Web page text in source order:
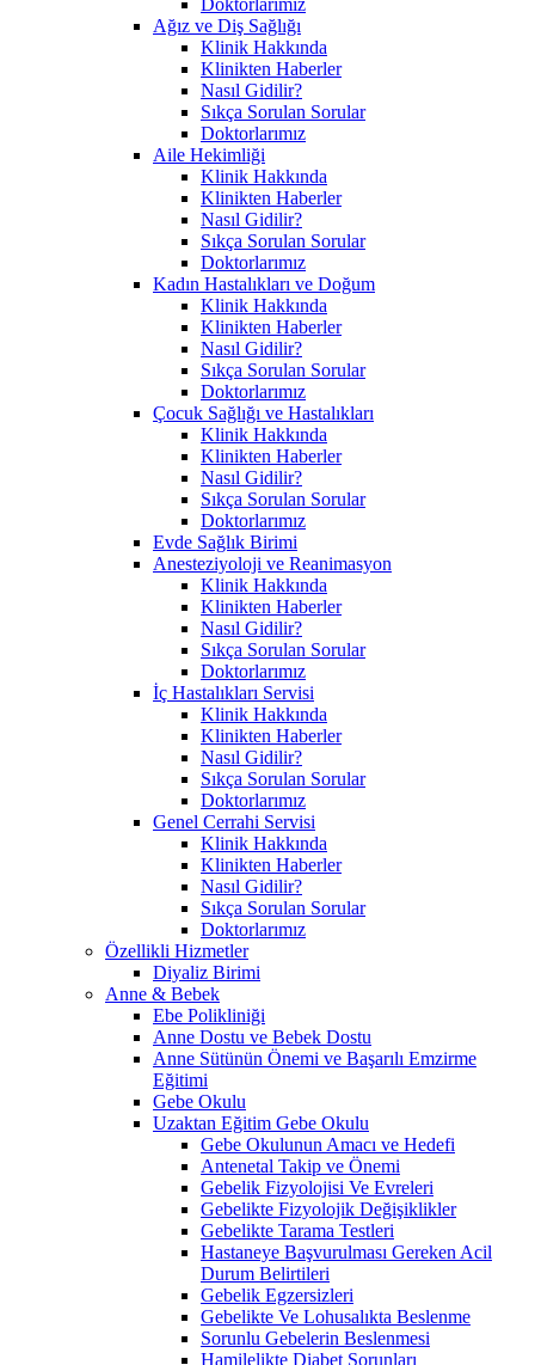
Ağız ve Diş Sağlığı
Klinik Hakkında
Klinikten Haberler
Nasıl Gidilir?
Sıkça Sorulan Sorular
Doktorlarımız
Aile Hekimliği
Klinik Hakkında
Klinikten Haberler
Nasıl Gidilir?
Sıkça Sorulan Sorular
Doktorlarımız
Kadın Hastalıkları ve Doğum
Klinik Hakkında
Klinikten Haberler
Nasıl Gidilir?
Sıkça Sorulan Sorular
Doktorlarımız
Çocuk Sağlığı ve Hastalıkları
Klinik Hakkında
Klinikten Haberler
Nasıl Gidilir?
Sıkça Sorulan Sorular
Doktorlarımız
Evde Sağlık Birimi
Anesteziyoloji ve Reanimasyon
Klinik Hakkında
Klinikten Haberler
Nasıl Gidilir?
Sıkça Sorulan Sorular
Doktorlarımız
İç Hastalıkları Servisi
Klinik Hakkında
Klinikten Haberler
Nasıl Gidilir?
Sıkça Sorulan Sorular
Doktorlarımız
Genel Cerrahi Servisi
Klinik Hakkında
Klinikten Haberler
Nasıl Gidilir?
Sıkça Sorulan Sorular
Doktorlarımız
Özellikli Hizmetler
Diyaliz Birimi
Anne & Bebek
Ebe Polikliniği
Anne Dostu ve Bebek Dostu
Anne Sütünün Önemi ve Başarılı Emzirme
Eğitimi
Gebe Okulu
Uzaktan Eğitim Gebe Okulu
Gebe Okulunun Amacı ve Hedefi
Antenetal Takip ve Önemi
Gebelik Fizyolojisi Ve Evreleri
Gebelikte Fizyolojik Değişiklikler
Gebelikte Tarama Testleri
Hastaneye Başvurulması Gereken Acil
Durum Belirtileri
Gebelik Egzersizleri
Gebelikte Ve Lohusalıkta Beslenme
Sorunlu Gebelerin Beslenmesi
Hamilelikte Diabet Sorunları